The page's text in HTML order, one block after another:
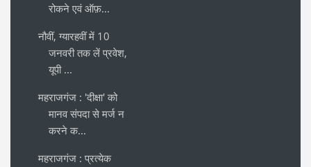
रोकने एवं ऑफ़...
नौवीं, ग्यारहवीं में 10
जनवरी तक लें प्रवेश,
यूपी ...
महराजगंज : 'दीक्षा' को
मानव संपदा से मर्ज न
करने क...
महराजगंज : प्रत्येक